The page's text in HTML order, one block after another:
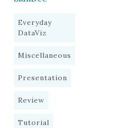
Everyday
DataViz
Miscellaneous
Presentation
Review
Tutorial